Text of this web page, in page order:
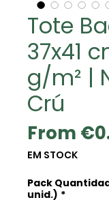
Tote
37x41
g/m² |
Crú
From
EM STOCK
Pack
unid.) *